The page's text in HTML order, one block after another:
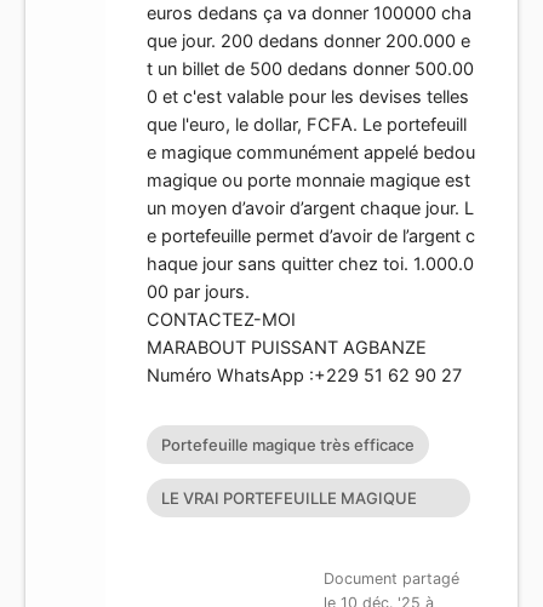
euros dedans ça va donner 100000 cha
que jour. 200 dedans donner 200.000 e
t un billet de 500 dedans donner 500.00
0 et c'est valable pour les devises telles
que l'euro, le dollar, FCFA. Le portefeuill
e magique communément appelé bedou
magique ou porte monnaie magique est
un moyen d’avoir d’argent chaque jour. L
e portefeuille permet d’avoir de l’argent c
haque jour sans quitter chez toi. 1.000.0
00 par jours.
CONTACTEZ-MOI
MARABOUT PUISSANT AGBANZE
Numéro WhatsApp :+229 51 62 90 27
Portefeuille magique très efficace
LE VRAI PORTEFEUILLE MAGIQUE
Document partagé
le 10 déc. '25 à